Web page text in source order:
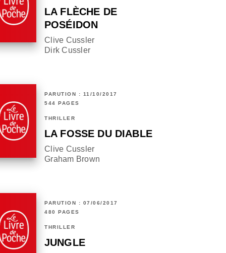
LA FLÈCHE DE
POSÉIDON
Clive Cussler
Dirk Cussler
PARUTION : 11/10/2017
544 PAGES
THRILLER
LA FOSSE DU DIABLE
Clive Cussler
Graham Brown
PARUTION : 07/06/2017
480 PAGES
THRILLER
JUNGLE